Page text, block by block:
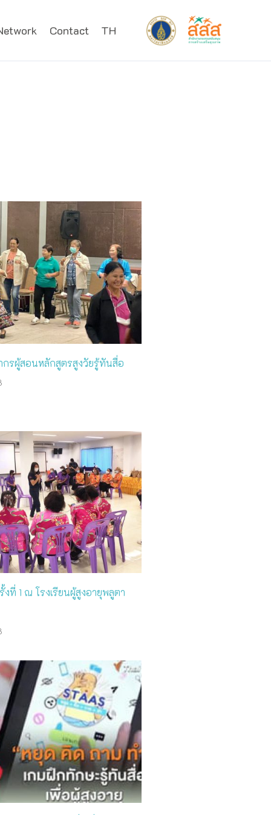
Contact TH
รผู้สอนหลักสูตรสูงวัยรู้ทันสื่อ
ที่ 1 ณ โรงเรียนผู้สูงอายุพลูตา